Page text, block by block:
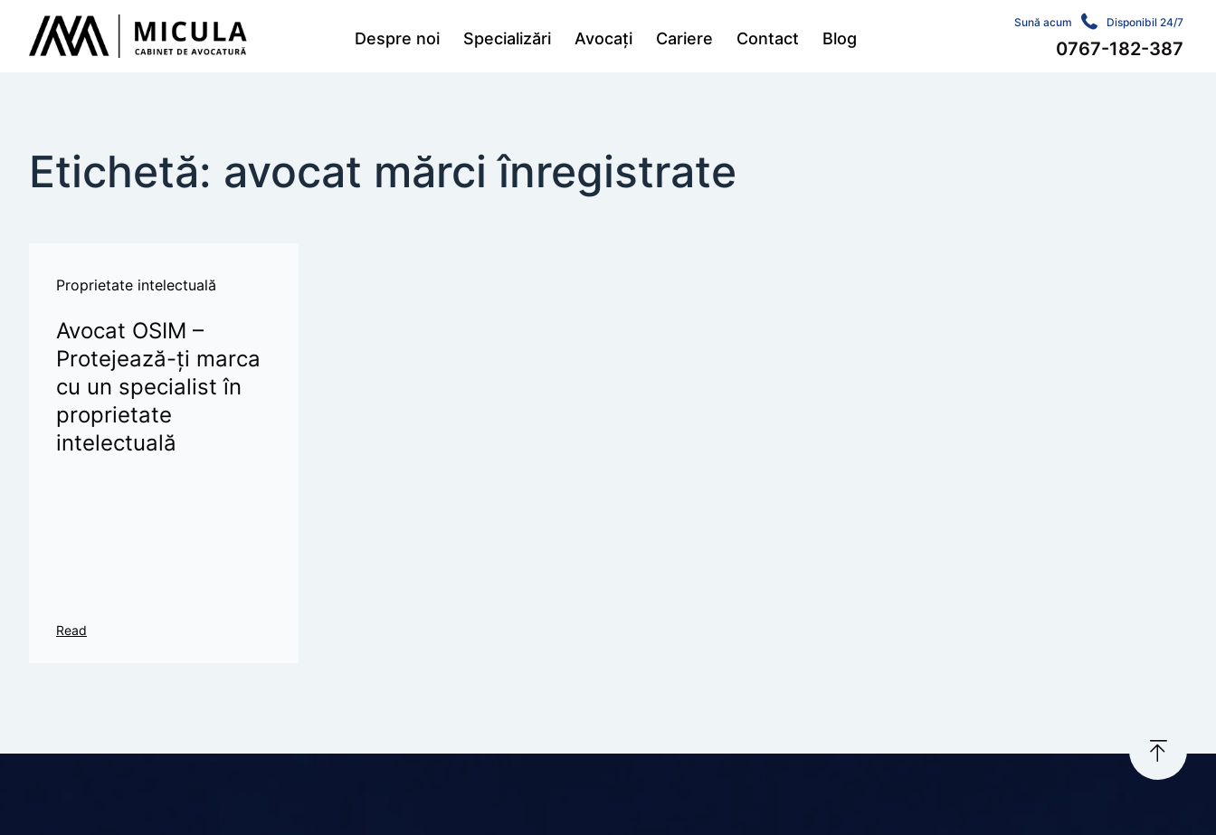
Despre noi Specializări Avocați Cariere Contact Blog
Sună acum Disponibil 24/7
0767-182-387
Etichetă: avocat mărci înregistrate
Proprietate intelectuală
Avocat OSIM –
Protejează-ți marca
cu un specialist în
proprietate
intelectuală
Read